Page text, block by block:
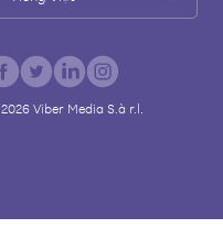
2026Viber Media S.à r.l.